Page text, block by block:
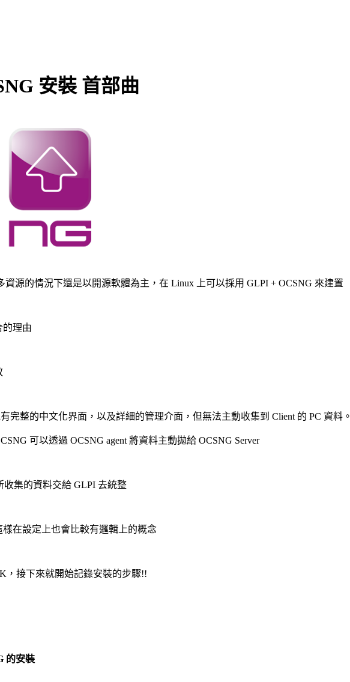
安裝 首部曲
源的情況下還是以開源軟體為主，在 Linux 上可以採用 GLPI + OCSNG 來建置
的理由
整的中文化界面，以及詳細的管理介面，但無法主動收集到 Client 的 PC 資料。
可以透過 OCSNG agent 將資料主動拋給 OCSNG Server
收集的資料交給 GLPI 去統整
在設定上也會比較有邏輯上的概念
，接下來就開始記錄安裝的步驟!!
的安裝